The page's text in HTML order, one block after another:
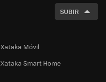
SUBIR
Xataka Móvil
Xataka Smart Home